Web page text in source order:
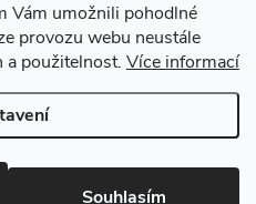
Vám umožnili pohodlné
provozu webu neustále
a použitelnost. Více informací
Souhlasím
. Všechna práva vyhrazena.
cookies